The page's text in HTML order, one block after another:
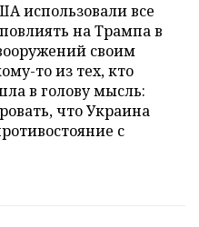
использовали все
на Трампа в
своим
то из тех, кто
в голову мысль:
что Украина
с